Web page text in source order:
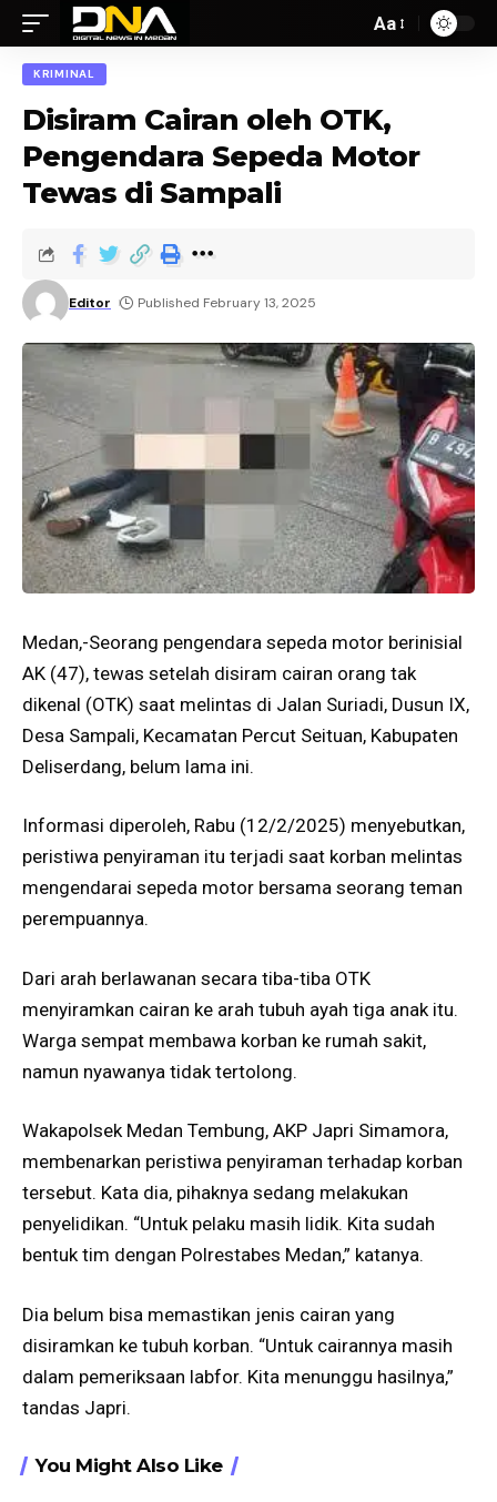
Aa
KRIMINAL
Disiram Cairan oleh OTK,
Pengendara Sepeda Motor
Tewas di Sampali
Editor Published February 13, 2025
Medan,-Seorang pengendara sepeda motor berinisial
AK (47), tewas setelah disiram cairan orang tak
dikenal (OTK) saat melintas di Jalan Suriadi, Dusun IX,
Desa Sampali, Kecamatan Percut Seituan, Kabupaten
Deliserdang, belum lama ini.
Informasi diperoleh, Rabu (12/2/2025) menyebutkan,
peristiwa penyiraman itu terjadi saat korban melintas
mengendarai sepeda motor bersama seorang teman
perempuannya.
Dari arah berlawanan secara tiba-tiba OTK
menyiramkan cairan ke arah tubuh ayah tiga anak itu.
Warga sempat membawa korban ke rumah sakit,
namun nyawanya tidak tertolong.
Wakapolsek Medan Tembung, AKP Japri Simamora,
membenarkan peristiwa penyiraman terhadap korban
tersebut. Kata dia, pihaknya sedang melakukan
penyelidikan. “Untuk pelaku masih lidik. Kita sudah
bentuk tim dengan Polrestabes Medan,” katanya.
Dia belum bisa memastikan jenis cairan yang
disiramkan ke tubuh korban. “Untuk cairannya masih
dalam pemeriksaan labfor. Kita menunggu hasilnya,”
tandas Japri.
You Might Also Like